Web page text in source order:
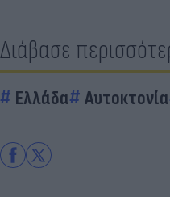
Διάβασε
Ελλάδα Αυτοκτονία